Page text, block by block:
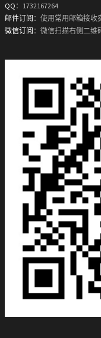
QQ ：1732167264
邮件订阅 ：使用常用邮箱接收
微信订阅 ：微信扫描右侧二维